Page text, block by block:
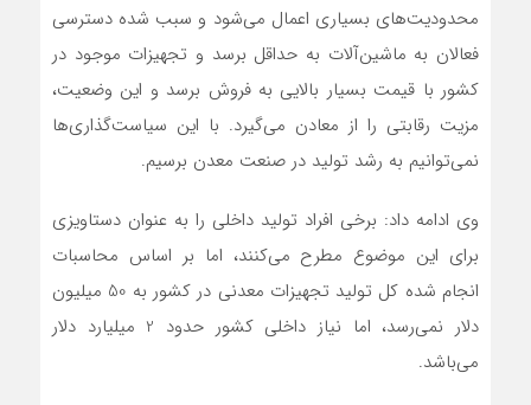
محدودیت‌های بسیاری اعمال می‌شود و سبب شده دسترسی
فعالان به ماشین‌آلات به حداقل برسد و تجهیزات موجود در
کشور با قیمت بسیار بالایی به فروش برسد و این وضعیت،
مزیت رقابتی را از معادن می‌گیرد. با این سیاست‌گذاری‌ها
نمی‌توانیم به رشد تولید در صنعت معدن برسیم.
وی ادامه داد: برخی افراد تولید داخلی را به عنوان دستاویزی
برای این موضوع مطرح می‌کنند، اما بر اساس محاسبات
انجام شده کل تولید تجهیزات معدنی در کشور به 50 میلیون
دلار نمی‌رسد، اما نیاز داخلی کشور حدود 2 میلیارد دلار
می‌باشد.